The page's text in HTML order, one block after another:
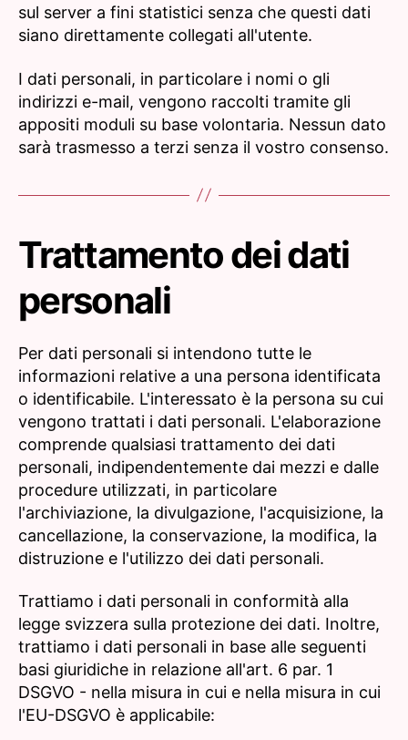
sul server a fini statistici senza che questi dati
siano direttamente collegati all'utente.
I dati personali, in particolare i nomi o gli
indirizzi e-mail, vengono raccolti tramite gli
appositi moduli su base volontaria. Nessun dato
sarà trasmesso a terzi senza il vostro consenso.
Trattamento dei dati
personali
Per dati personali si intendono tutte le
informazioni relative a una persona identificata
o identificabile. L'interessato è la persona su cui
vengono trattati i dati personali. L'elaborazione
comprende qualsiasi trattamento dei dati
personali, indipendentemente dai mezzi e dalle
procedure utilizzati, in particolare
l'archiviazione, la divulgazione, l'acquisizione, la
cancellazione, la conservazione, la modifica, la
distruzione e l'utilizzo dei dati personali.
Trattiamo i dati personali in conformità alla
legge svizzera sulla protezione dei dati. Inoltre,
trattiamo i dati personali in base alle seguenti
basi giuridiche in relazione all'art. 6 par. 1
DSGVO - nella misura in cui e nella misura in cui
l'EU-DSGVO è applicabile: